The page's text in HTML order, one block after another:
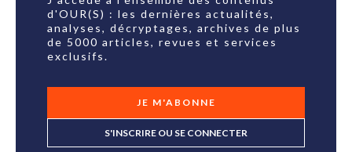
d'OUR(S) : les dernières actualités,
analyses, décryptages, archives de plus
de 5000 articles, revues et services
exclusifs.
JE M'ABONNE
S'INSCRIRE OU SE CONNECTER